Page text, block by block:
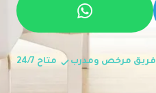
فريق مرخص ومدرب متاح 24/7